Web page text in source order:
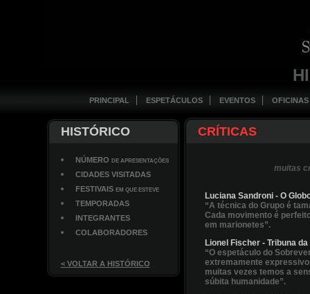
PRINCIPAL ESPETÁCULOS EVENTOS OFICINAS
HISTÓRICO
NÚMERO DE APRESENTAÇÕES
CIDADES VISITADAS
FESTIVAIS EM QUE ESTEVE
TEMPORADAS
INTEGRANTES
COLABORADORES
< VOLTAR A HISTÓRICO
CRÍTICAS
muitas
Luciana Sandroni - O
“A técnica do Grupo é
Cada movimento é
em marionetes”.
Lionel Fischer - Tribuna
“O espetáculo do
extremamente
muitas vezes temos a
súbita humanidade”.